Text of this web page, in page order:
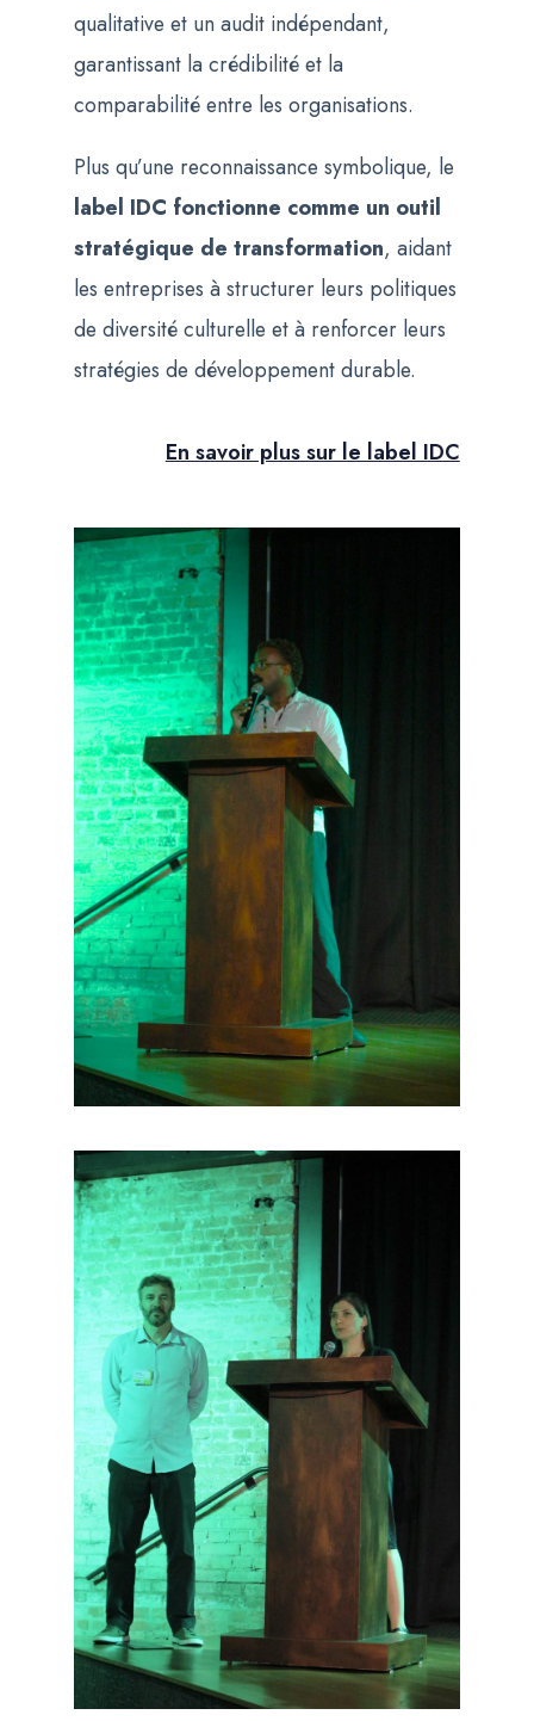
qualitative et un audit indépendant,
garantissant la crédibilité et la
comparabilité entre les organisations.
Plus qu’une reconnaissance symbolique, le
label IDC fonctionne comme un outil
stratégique de transformation, aidant
les entreprises à structurer leurs politiques
de diversité culturelle et à renforcer leurs
stratégies de développement durable.
En savoir plus sur le label IDC